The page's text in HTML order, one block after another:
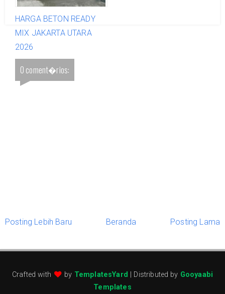
HARGA BETON READY
MIX JAKARTA UTARA
2026
0 coment�rios:
Posting Lebih Baru Beranda Posting Lama
Crafted with by TemplatesYard | Distributed by Gooyaabi
Templates